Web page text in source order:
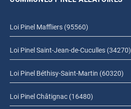
Loi Pinel Maffliers (95560)
Loi Pinel Saint-Jean-de-Cuculles (34270)
Loi Pinel Béthisy-Saint-Martin (60320)
Loi Pinel Châtignac (16480)